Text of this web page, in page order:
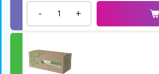
- +